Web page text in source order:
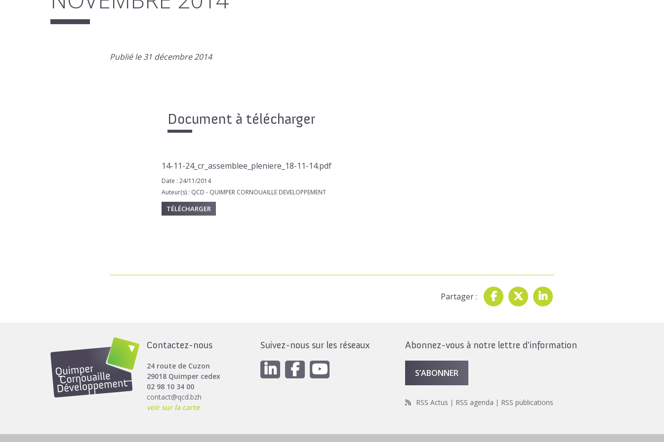
Publié le 31 décembre 2014
Document à télécharger
14-11-24_cr_assemblee_pleniere_18-11-14.pdf
Date : 24/11/2014
Auteur(s) : QCD - QUIMPER CORNOUAILLE DEVELOPPEMENT
TÉLÉCHARGER
Partager :
Contactez-nous
24 route de Cuzon
29018 Quimper cedex
02 98 10 34 00
contact@qcd.bzh
voir sur la carte
Suivez-nous sur les réseaux Abonnez-vous à notre lettre d’information
S’ABONNER
RSS Actus RSS agenda RSS publications